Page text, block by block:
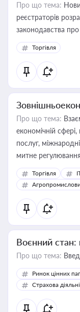
Про що тема:
реєстраторів
Торгівля
Про що тема:
економічній
послуг, міжнародні
митне регулювання
Торгівля
Воєнний стан:
Про що тема:
Ринок цінних
Страхова